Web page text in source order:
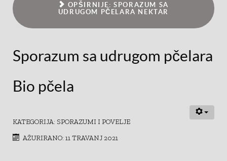
OPŠIRNIJE: SPORAZUM SA
UDRUGOM PČELARA NEKTAR
Sporazum sa udrugom pčelara
Bio pčela
KATEGORIJA: SPORAZUMI I POVELJE
AŽURIRANO: 11 TRAVANJ 2021